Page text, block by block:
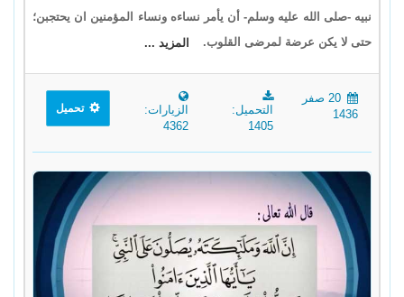
نبيه -صلى الله عليه وسلم- أن يأمر نساءه ونساء المؤمنين ان يحتجبن؛
حتى لا يكن عرضة لمرضى القلوب.
المزيد ...
20 صفر
1436
التحميل:
1405
الزيارات:
4362
تحميل